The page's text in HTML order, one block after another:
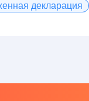
декларация